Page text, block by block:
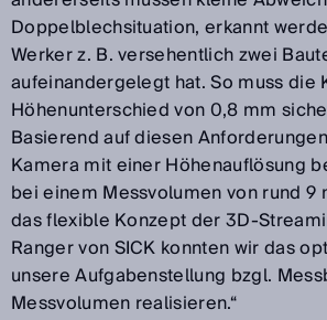
Doppelblechsituation, erkannt
Werker z. B. versehentlich zwei
aufeinandergelegt hat. So muss die
Höhenunterschied von 0,8 mm
Basierend auf diesen
Kamera mit einer Höhenauflösung
bei einem Messvolumen von rund 9
das flexible Konzept der 3D-
Ranger von SICK konnten wir das
unsere Aufgabenstellung bzgl.
Messvolumen realisieren.“